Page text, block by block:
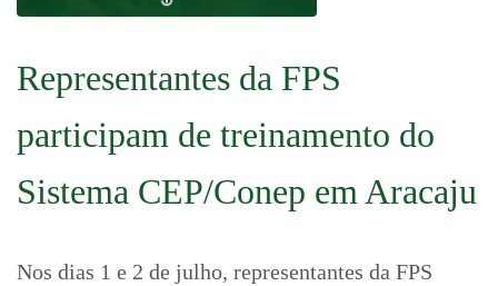
Representantes da FPS
participam de treinamento do
Sistema CEP/Conep em Aracaju
Nos dias 1 e 2 de julho, representantes da FPS